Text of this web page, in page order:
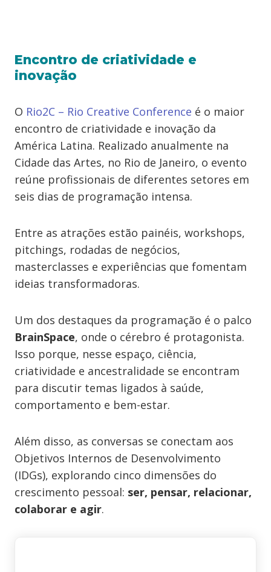
Encontro de criatividade e
inovação
O Rio2C – Rio Creative Conference é o maior
encontro de criatividade e inovação da
América Latina. Realizado anualmente na
Cidade das Artes, no Rio de Janeiro, o evento
reúne profissionais de diferentes setores em
seis dias de programação intensa.
Entre as atrações estão painéis, workshops,
pitchings, rodadas de negócios,
masterclasses e experiências que fomentam
ideias transformadoras.
Um dos destaques da programação é o palco
BrainSpace, onde o cérebro é protagonista.
Isso porque, nesse espaço, ciência,
criatividade e ancestralidade se encontram
para discutir temas ligados à saúde,
comportamento e bem-estar.
Além disso, as conversas se conectam aos
Objetivos Internos de Desenvolvimento
(IDGs), explorando cinco dimensões do
crescimento pessoal: ser, pensar, relacionar,
colaborar e agir.